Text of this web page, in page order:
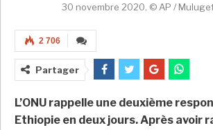
30 novembre 2020. © AP /
2 706
Partager
L’ONU rappelle une deuxième
Ethiopie en deux jours. Après avoir